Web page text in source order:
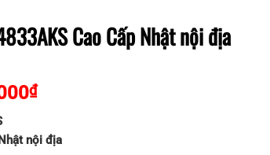
Cao Cấp Nhật nội địa
₫Giá
tại
là:
nội địa